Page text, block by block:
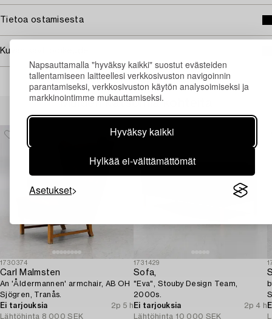
Napsauttamalla "hyväksy kaikki" suostut evästeiden
tallentamiseen laitteellesi verkkosivuston navigoinnin
parantamiseksi, verkkosivuston käytön analysoimiseksi ja
markkinointimme mukauttamiseksi.
Hyväksy kaikki
Hylkää ei-välttämättömät
Asetukset
Tietoa ostamisesta
Kuvan käyttöoikeudet
Muiden katsomia kohteita
1730374
Carl Malmsten
An 'Åldermannen' armchair, AB OH
Sjögren, Tranås.
Ei tarjouksia
2p 5 h
Lähtöhinta 8 000 SEK
1731429
Sofa,
"Eva", Stouby Design Team,
2000s.
Ei tarjouksia
2p 4 h
Lähtöhinta 10 000 SEK